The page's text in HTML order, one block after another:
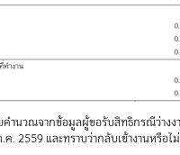
ำนวณจากข้อมูลผู้ขอรับสิทธิกรณีว่างง
ค. 2559 และทราบว่ากลับเข้างานหรือ